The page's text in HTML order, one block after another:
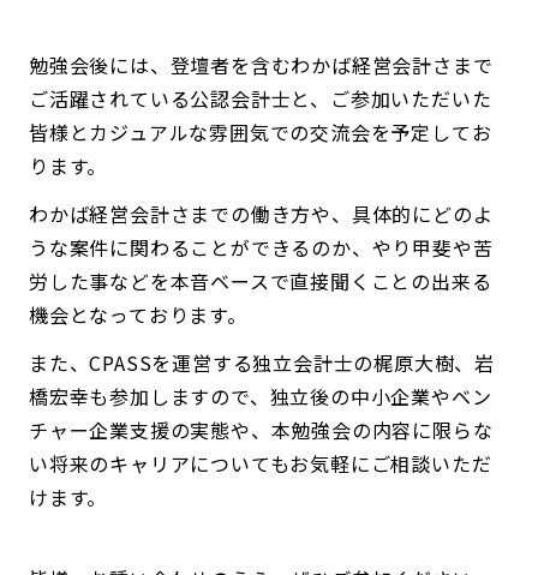
勉強会後には、登壇者を含むわかば経営会計さまで
ご活躍されている公認会計士と、ご参加いただいた
皆様とカジュアルな雰囲気での交流会を予定してお
ります。
わかば経営会計さまでの働き方や、具体的にどのよ
うな案件に関わることができるのか、やり甲斐や苦
労した事などを本音ベースで直接聞くことの出来る
機会となっております。
また、CPASSを運営する独立会計士の梶原大樹、岩
橋宏幸も参加しますので、独立後の中小企業やベン
チャー企業支援の実態や、本勉強会の内容に限らな
い将来のキャリアについてもお気軽にご相談いただ
けます。